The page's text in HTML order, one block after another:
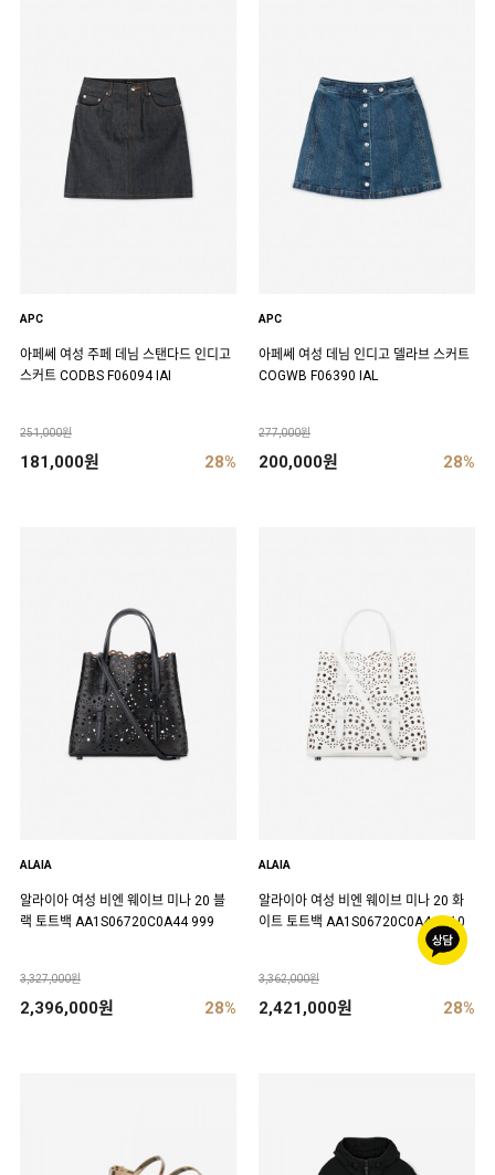
APC
아페쎄 여성 주페 데님 스탠다드 인디고
스커트 CODBS F06094 IAI
251,000원
181,000원 28%
APC
아페쎄 여성 데님 인디고 델라브 스커트
COGWB F06390 IAL
277,000원
200,000원 28%
ALAIA
알라이아 여성 비엔 웨이브 미나 20 블
랙 토트백 AA1S06720C0A44 999
3,327,000원
2,396,000원 28%
ALAIA
알라이아 여성 비엔 웨이브 미나 20 화
이트 토트백 AA1S06720C0A44 010
3,362,000원
2,421,000원 28%